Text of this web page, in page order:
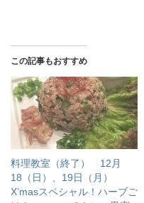
この記事もおすすめ
料理教室（終了） 12月
18（日）、19日（月）
X’masスペシャル！ハーブご